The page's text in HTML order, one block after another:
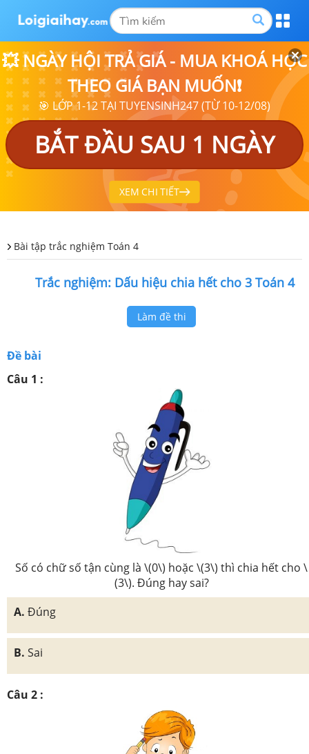
💥 NGÀY HỘI TRẢ GIÁ - MUA KHOÁ HỌC
THEO GIÁ BẠN MUỐN❗
🎯 LỚP 1-12 TẠI TUYENSINH247 (TỪ 10-12/08)
BẮT ĐẦU SAU 1 NGÀY
XEM CHI TIẾT
Bài tập trắc nghiệm Toán 4
Trắc nghiệm: Dấu hiệu chia hết cho 3 Toán 4
Làm đề thi
Đề bài
Câu 1 :
Số có chữ số tận cùng là \(0\) hoặc \(3\) thì chia hết cho \
(3\). Đúng hay sai?
A. Đúng
B. Sai
Câu 2 :